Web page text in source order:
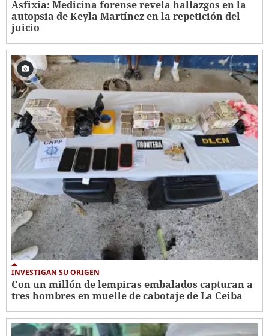
Asfixia: Medicina forense revela hallazgos en la
autopsia de Keyla Martínez en la repetición del
juicio
INVESTIGAN SU ORIGEN
Con un millón de lempiras embalados capturan a
tres hombres en muelle de cabotaje de La Ceiba